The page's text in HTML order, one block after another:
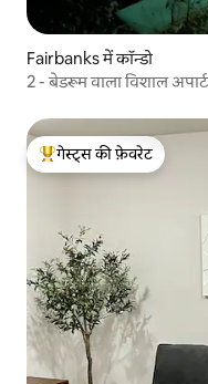
Fairbanks में कॉन्डो
2 - बेडरूम वाला विशाल
गेस्ट्स का टॉप फ़ेवरेट
गेस्ट्स की फ़ेवरेट